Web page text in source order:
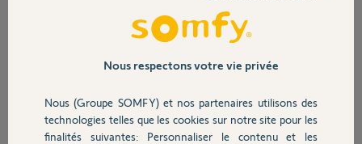
Sécurité
Depuis quelque jours ma box Tahoma n'est plus connectée au
l'absence de connexion au serveur
J'ai essayé de
redémarrer ma box internent (elle fonctionne parfaitement
Nous respectons votre vie privée
Nous (Groupe SOMFY) et nos partenaires utilisons des
technologies telles que les cookies sur notre site pour les
finalités suivantes: Personnaliser le contenu et les